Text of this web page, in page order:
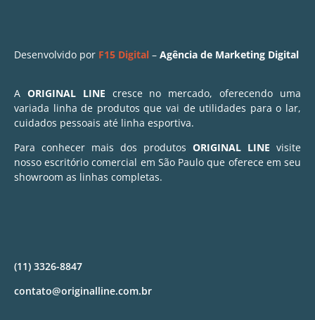
Desenvolvido por F15 Digital – Agência de Marketing Digital
A ORIGINAL LINE cresce no mercado, oferecendo uma
variada linha de produtos que vai de utilidades para o lar,
cuidados pessoais até linha esportiva.
Para conhecer mais dos produtos ORIGINAL LINE visite
nosso escritório comercial em São Paulo que oferece em seu
showroom as linhas completas.
(11) 3326-8847
contato@originalline.com.br